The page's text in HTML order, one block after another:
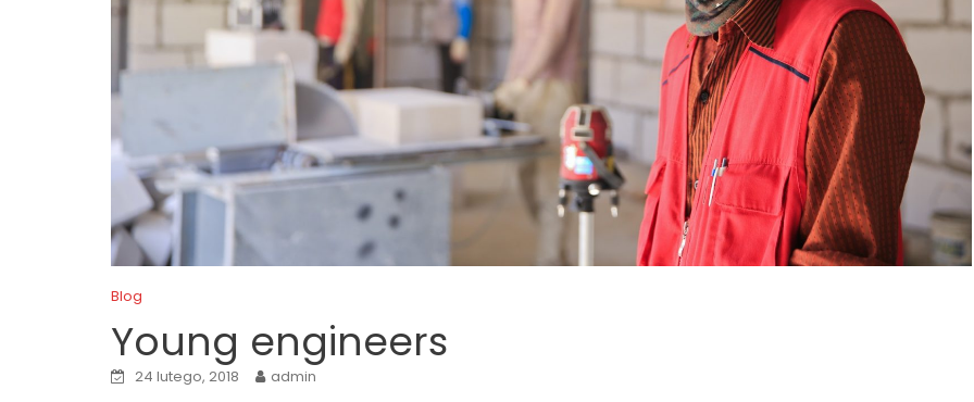
Blog
Young engineers
24 lutego, 2018 admin
Pozostałe
Suwnice, wciągarki, dźwigniki
samojezdne, dźwigi budowlane,
hakowce.